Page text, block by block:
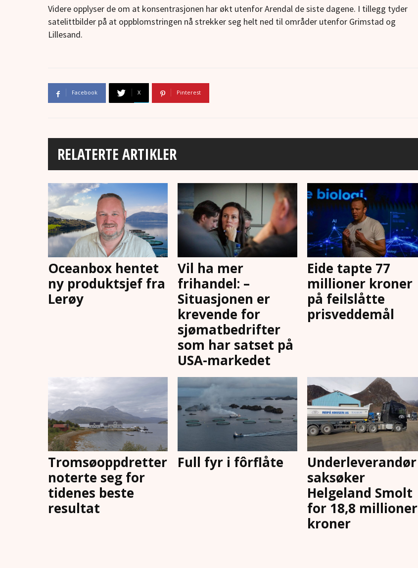
Videre opplyser de om at konsentrasjonen har økt utenfor Arendal de siste dagene. I tillegg tyder
satelittbilder på at oppblomstringen nå strekker seg helt ned til områder utenfor Grimstad og
Lillesand.
Facebook X Pinterest
RELATERTE ARTIKLER
Oceanbox hentet
ny produktsjef fra
Lerøy
Vil ha mer
frihandel: –
Situasjonen er
krevende for
sjømatbedrifter
som har satset på
USA-markedet
Eide tapte 77
millioner kroner
på feilslåtte
prisveddemål
Tromsøoppdretter
noterte seg for
tidenes beste
resultat
Full fyr i fôrflåte
Underleverandør
saksøker
Helgeland Smolt
for 18,8 millioner
kroner